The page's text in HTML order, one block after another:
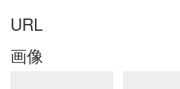
URL
画像